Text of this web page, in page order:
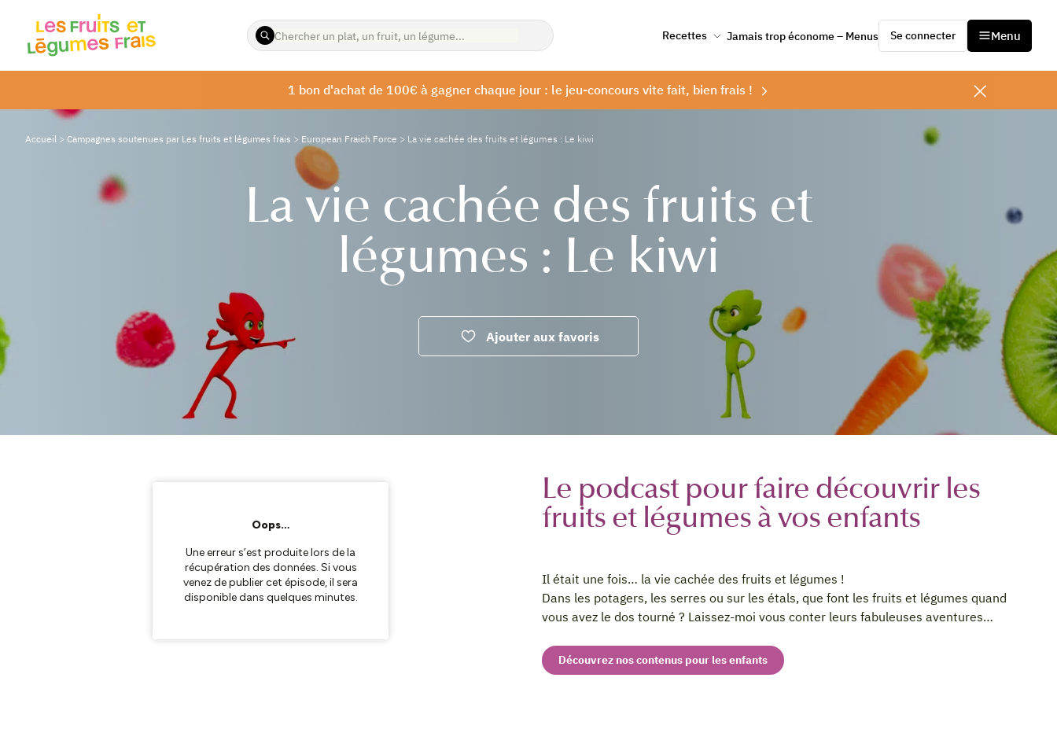
ENTREZ
LES
RECHERCHER
Recettes Jamais trop économe – Menus Se connecter Menu
1 bon d'achat de 100€ à gagner chaque jour : le jeu-concours vite fait, bien frais !
Accueil > Campagnes soutenues par Les fruits et légumes frais > European Fraich Force > La vie cachée des fruits et légumes : Le kiwi
La vie cachée des fruits et
légumes : Le kiwi
Ajouter aux favoris
Le podcast pour faire découvrir les
fruits et légumes à vos enfants
Il était une fois… la vie cachée des fruits et légumes !
Dans les potagers, les serres ou sur les étals, que font les fruits et légumes quand
vous avez le dos tourné ? Laissez-moi vous conter leurs fabuleuses aventures…
Découvrez nos contenus pour les enfants